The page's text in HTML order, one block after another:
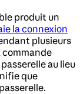
produit un
la connexion
plusieurs
commande
au lieu
que